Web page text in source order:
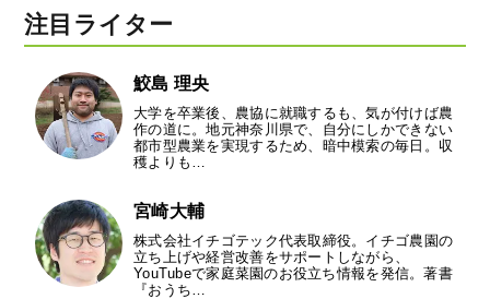
注目ライター
鮫島 理央
大学を卒業後、農協に就職するも、気が付けば農
作の道に。地元神奈川県で、自分にしかできない
都市型農業を実現するため、暗中模索の毎日。収
穫よりも…
宮崎大輔
株式会社イチゴテック代表取締役。イチゴ農園の
立ち上げや経営改善をサポートしながら、
YouTubeで家庭菜園のお役立ち情報を発信。著書
『おうち…